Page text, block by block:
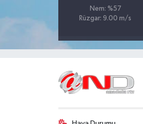
Nem: %57
Rüzgar: 9.00 m/s